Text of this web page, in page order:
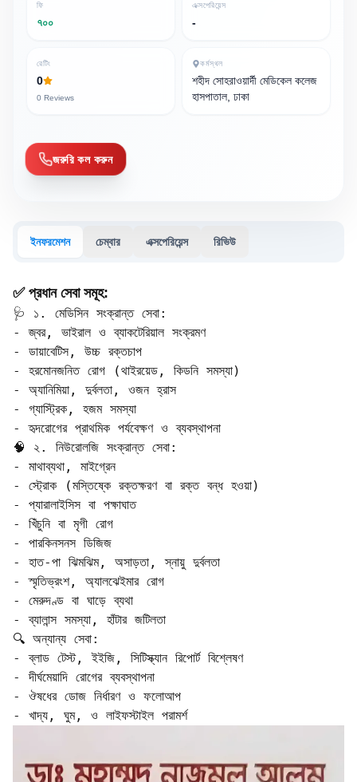
ফি
৭০০
এক্সপেরিয়েন্স
-
রেটিং
0
0 Reviews
কর্মস্থল
শহীদ সোহরাওয়ার্দী মেডিকেল কলেজ
হাসপাতাল, ঢাকা
জরুরি কল করুন
ইনফরমেশন চেম্বার এক্সপেরিয়েন্স রিভিউ
✅ প্রধান সেবা সমূহ:
🩺 ১. মেডিসিন সংক্রান্ত সেবা:
- জ্বর, ভাইরাল ও ব্যাকটেরিয়াল সংক্রমণ
- ডায়াবেটিস, উচ্চ রক্তচাপ
- হরমোনজনিত রোগ (থাইরয়েড, কিডনি সমস্যা)
- অ্যানিমিয়া, দুর্বলতা, ওজন হ্রাস
- গ্যাস্ট্রিক, হজম সমস্যা
- হৃদরোগের প্রাথমিক পর্যবেক্ষণ ও ব্যবস্থাপনা
🧠 ২. নিউরোলজি সংক্রান্ত সেবা:
- মাথাব্যথা, মাইগ্রেন
- স্ট্রোক (মস্তিষ্কে রক্তক্ষরণ বা রক্ত বন্ধ হওয়া)
- প্যারালাইসিস বা পক্ষাঘাত
- খিঁচুনি বা মৃগী রোগ
- পারকিনসনস ডিজিজ
- হাত-পা ঝিমঝিম, অসাড়তা, স্নায়ু দুর্বলতা
- স্মৃতিভ্রংশ, অ্যালঝেইমার রোগ
- মেরুদণ্ড বা ঘাড়ে ব্যথা
- ব্যালান্স সমস্যা, হাঁটার জটিলতা
🔍 অন্যান্য সেবা:
- ব্লাড টেস্ট, ইইজি, সিটিস্ক্যান রিপোর্ট বিশ্লেষণ
- দীর্ঘমেয়াদি রোগের ব্যবস্থাপনা
- ঔষধের ডোজ নির্ধারণ ও ফলোআপ
- খাদ্য, ঘুম, ও লাইফস্টাইল পরামর্শ